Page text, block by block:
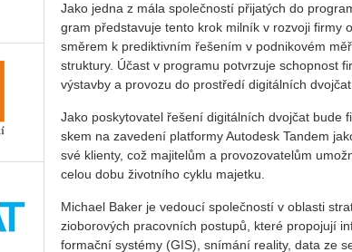
Jako jedna z mála spo­leč­nos­tí při­ja­tých do
gram před­sta­vu­je tento krok mil­ník v roz­vo­ji firmy
smě­rem k pre­dik­tiv­ním ře­še­ním v pod­ni­ko­vém
stru­k­tu­ry. Účast v pro­gra­mu po­tvr­zu­je schop­nost
vý­stav­by a pro­vo­zu do pro­stře­dí di­gi­tál­ních dvoj­čat.
Jako po­sky­to­va­tel ře­še­ní di­gi­tál­ních dvoj­čat
skem na za­ve­de­ní plat­for­my Au­to­de­sk Tan­dem
své kli­en­ty, což ma­ji­te­lům a pro­vo­zo­va­te­lům
celou dobu ži­vot­ní­ho cyklu ma­jet­ku.
Mi­cha­el Baker je ve­dou­cí spo­leč­nos­tí v ob­las­ti
zi­o­bo­ro­vých pra­cov­ních po­stu­pů, které pro­po­ju­jí
for­mač­ní sys­témy (GIS), sní­má­ní re­a­li­ty, data ze